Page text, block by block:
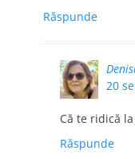
Răspunde
20
Că te ridică
Răspunde